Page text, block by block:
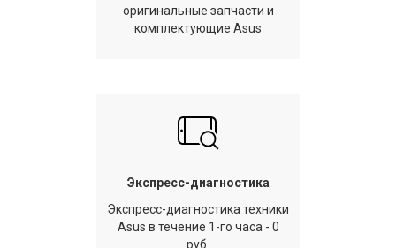
оригинальные запчасти и
комплектующие Asus
Экспресс-диагностика
Экспресс-диагностика техники
Asus в течение 1-го часа - 0
руб.